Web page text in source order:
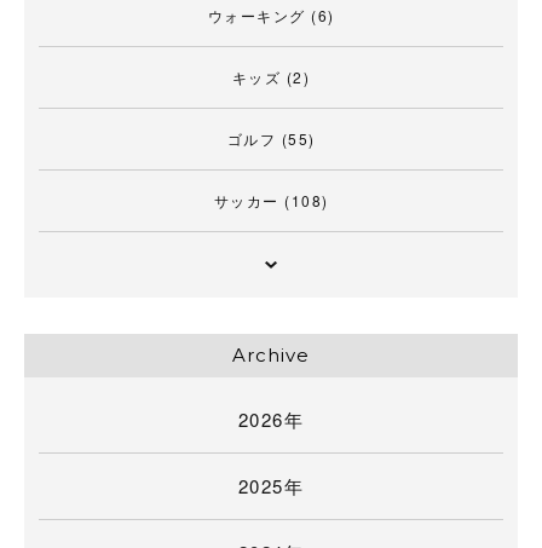
ウォーキング (6)
キッズ (2)
ゴルフ (55)
サッカー (108)
Archive
2026年
2025年